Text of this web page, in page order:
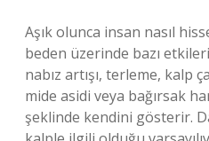
Aşık olunca insan nasıl
beden üzerinde bazı
nabız artışı, terleme, kalp
mide asidi veya bağırsak
şeklinde kendini gösterir.